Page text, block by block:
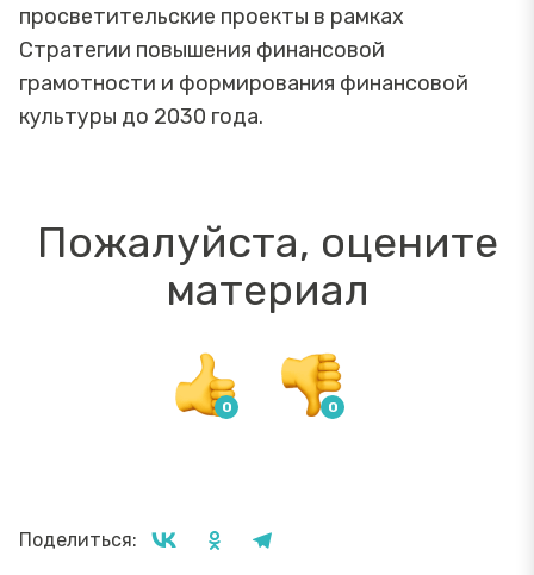
просветительские проекты в рамках
Стратегии повышения финансовой
грамотности и формирования финансовой
культуры до 2030 года.
Пожалуйста, оцените
материал
Поделиться: